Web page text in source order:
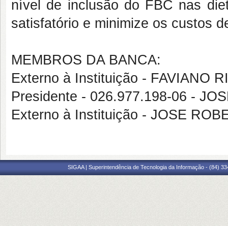
nível de inclusão do FBC nas
satisfatório e minimize os custos
MEMBROS DA BANCA:
Externo à Instituição - FAVIANO
Presidente - 026.977.198-06 -
Externo à Instituição - JOSE
SIGAA | Superintendência de Tecnologia da Informação - (84)